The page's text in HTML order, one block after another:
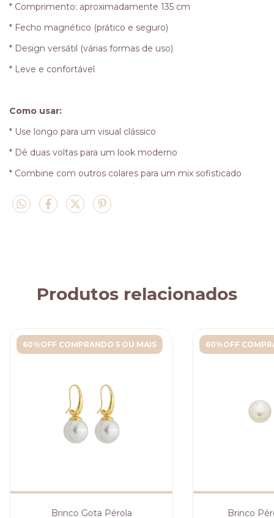
* Comprimento: aproximadamente 135 cm
* Fecho magnético (prático e seguro)
* Design versátil (várias formas de uso)
* Leve e confortável
Como usar:
* Use longo para um visual clássico
* Dê duas voltas para um look moderno
* Combine com outros colares para um mix sofisticado
Produtos relacionados
60%OFF COMPRANDO 5 OU MAIS
Brinco Gota Pérola
60%OFF
Brinco